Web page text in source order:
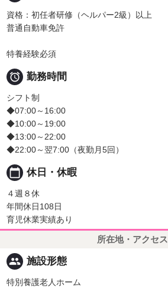
資格：初任者研修（ヘルパー2級）以上
普通自動車免許
特養経験必須
 勤務時間
シフト制
◆07:00～16:00
◆10:00～19:00
◆13:00～22:00
◆22:00～翌7:00（夜勤月5回）
calendar_today 休日・休暇
４週８休
年間休日108日
育児休業実績あり
所在地・アクセス
people 施設形態
特別養護老人ホーム